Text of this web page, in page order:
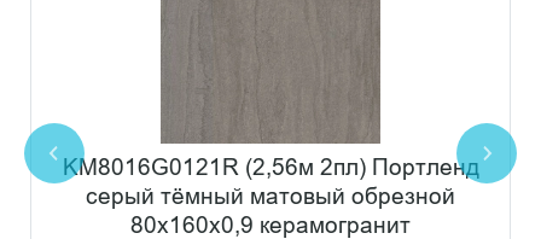
KM8016G0121R (2,56м 2пл) Портленд
серый тёмный матовый обрезной
80x160x0,9 керамогранит